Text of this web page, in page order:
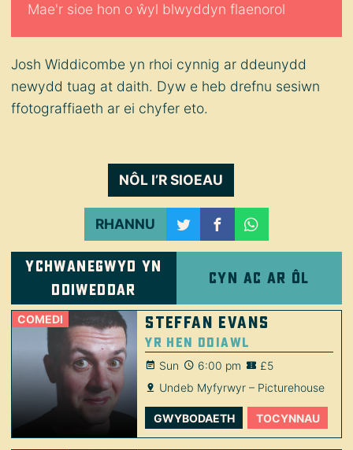
Mae'r sioe hon o ŵyl blwyddyn flaenorol
Josh Widdicombe yn rhoi cynnig ar ddeunydd
newydd tuag at daith. Dyw e heb drefnu sesiwn
ffotograffiaeth ar ei chyfer eto.
NÔL I’R SIOEAU
RHANNU
Ychwanegwyd yn
ddiweddar
Cyn ac ar ôl
COMEDI Steffan Evans
Yr Hen Ddiawl
Sun 6:00 pm
£5
Undeb Myfyrwyr – Picturehouse
GWYBODAETH TOCYNNAU